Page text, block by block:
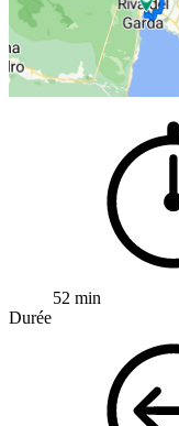
52 min
Durée